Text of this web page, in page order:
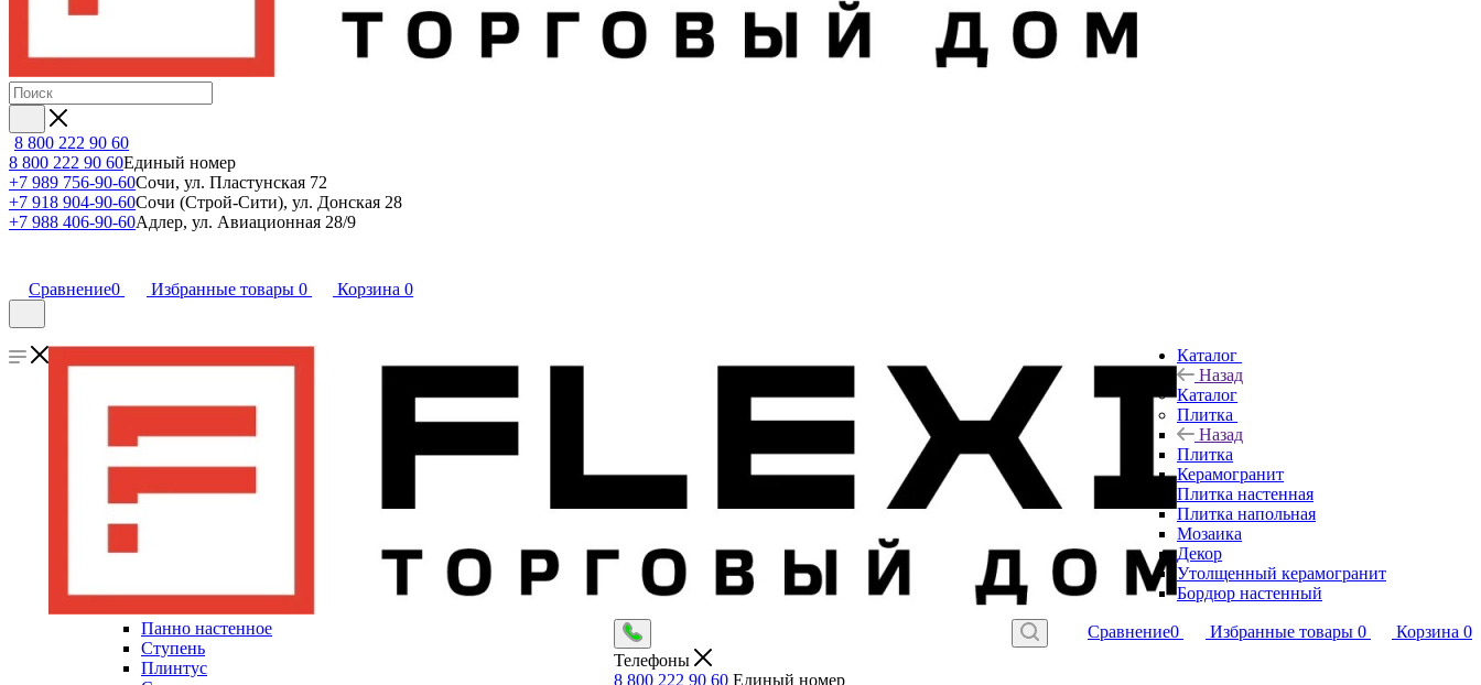
8 800 222 90 60
8 800 222 90 60Единый номер
+7 989 756-90-60Сочи, ул. Пластунская 72
+7 918 904-90-60Сочи (Строй-Сити), ул. Донская 28
+7 988 406-90-60Адлер, ул. Авиационная 28/9
Сравнение0 Избранные товары 0 Корзина 0
Сравнение0 Избранные товары 0 Корзина 0
Телефоны
8 800 222 90 60 Единый номер
Каталог
Назад
Каталог
Плитка
Назад
Плитка
Керамогранит
Плитка настенная
Плитка напольная
Мозаика
Декор
Утолщенный керамогранит
Бордюр настенный
Панно настенное
Ступень
Плинтус